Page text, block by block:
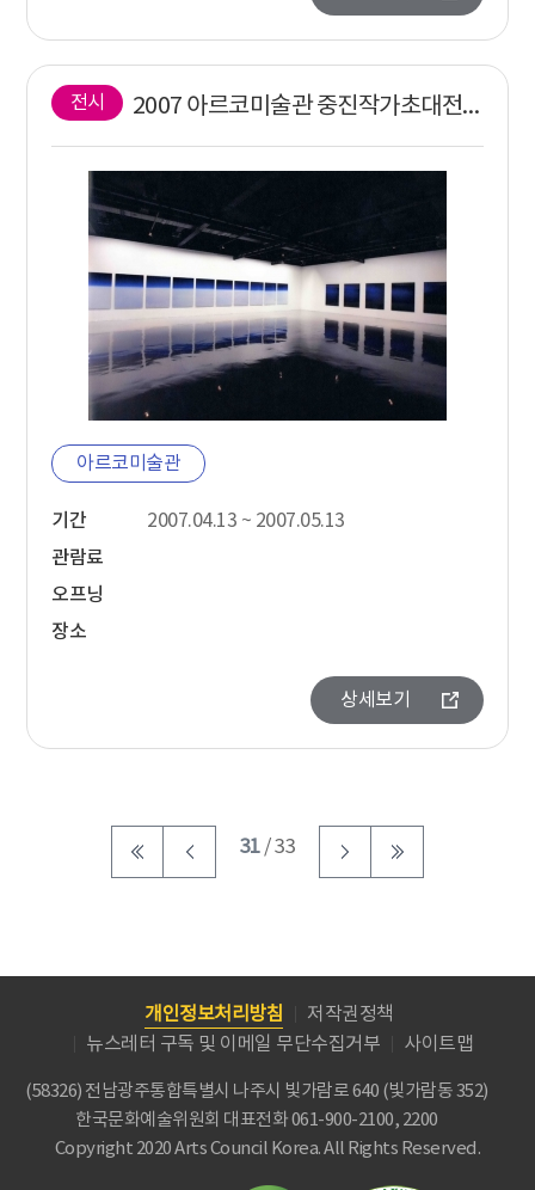
전시 2007 아르코미술관 중진작가초대전 권부문, 이옥련
아르코미술관
기간
2007.04.13 ~ 2007.05.13
관람료
오프닝
장소
상세보기
31/ 33
개인정보처리방침
저작권정책
뉴스레터 구독 및 이메일 무단수집거부
사이트맵
(58326) 전남광주통합특별시 나주시 빛가람로 640 (빛가람동 352)
한국문화예술위원회 대표전화 061-900-2100, 2200
Copyright 2020 Arts Council Korea. All Rights Reserved.